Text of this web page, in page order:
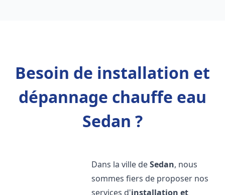
Besoin de installation et
dépannage chauffe eau
Sedan ?
Dans la ville deSedan, nous
sommes fiers de proposer nos
services d'installation et